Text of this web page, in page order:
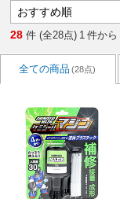
28 件 (全28点) 1 件から
全ての商品 (28点)